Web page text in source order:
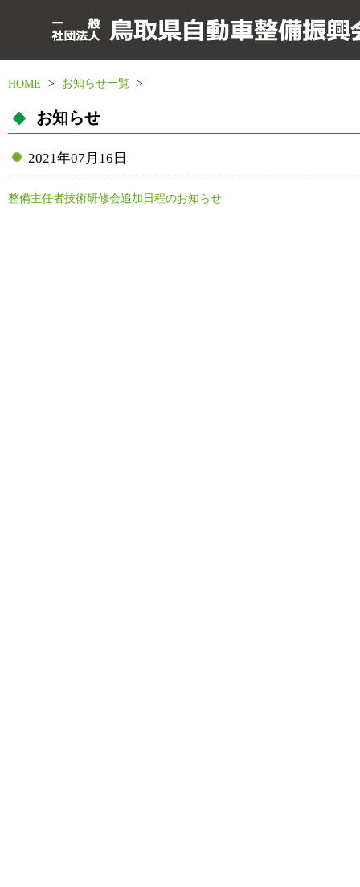
HOME > お知らせ一覧 >
お知らせ
2021年07月16日
整備主任者技術研修会追加日程のお知らせ